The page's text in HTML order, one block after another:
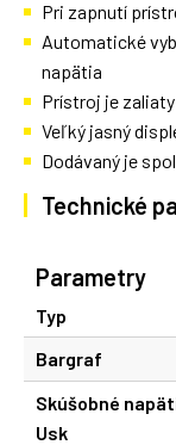
Pri zapnutí
Automatické
napätia
Prístroj je
Veľký jasný
Dodávaný je
Technické
Parametry
Typ
Bargraf
Skúšobné
Usk